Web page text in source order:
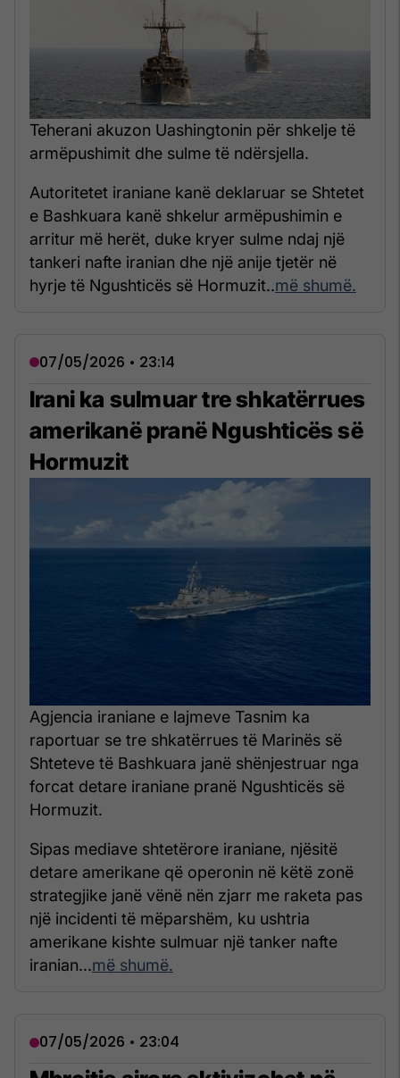
Teherani akuzon Uashingtonin për shkelje të
armëpushimit dhe sulme të ndërsjella.
Autoritetet iraniane kanë deklaruar se Shtetet
e Bashkuara kanë shkelur armëpushimin e
arritur më herët, duke kryer sulme ndaj një
tankeri nafte iranian dhe një anije tjetër në
hyrje të Ngushticës së Hormuzit..më shumë.
07/05/2026 • 23:14
Irani ka sulmuar tre shkatërrues
amerikanë pranë Ngushticës së
Hormuzit
Agjencia iraniane e lajmeve Tasnim ka
raportuar se tre shkatërrues të Marinës së
Shteteve të Bashkuara janë shënjestruar nga
forcat detare iraniane pranë Ngushticës së
Hormuzit.
Sipas mediave shtetërore iraniane, njësitë
detare amerikane që operonin në këtë zonë
strategjike janë vënë nën zjarr me raketa pas
një incidenti të mëparshëm, ku ushtria
amerikane kishte sulmuar një tanker nafte
iranian...më shumë.
07/05/2026 • 23:04